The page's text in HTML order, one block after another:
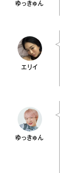
ゆっきゅん
エリイ
ゆっきゅん